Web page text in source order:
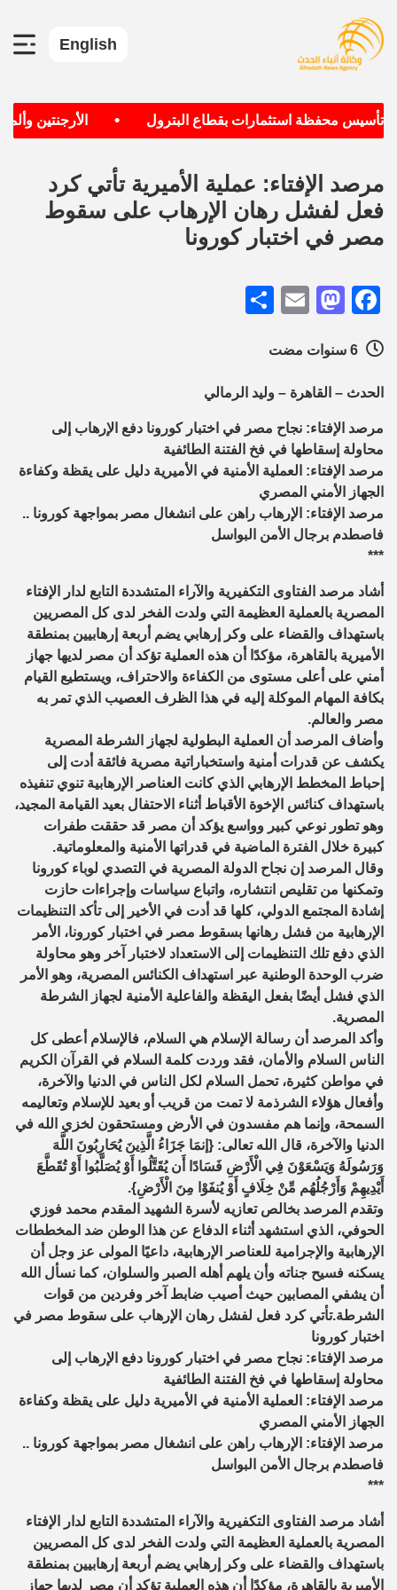
English
تأسيس محفظة استثمارات بقطاع البترول الأرجنتين
مرصد الإفتاء: عملية الأميرية تأتي كرد
فعل لفشل رهان الإرهاب على سقوط
مصر في اختبار كورونا
Facebook
Mastodon
Email
الحدث – القاهرة – وليد الرمالي
مرصد الإفتاء: نجاح مصر في اختبار كورونا دفع الإرهاب إلى
محاولة إسقاطها في فخ الفتنة الطائفية
مرصد الإفتاء: العملية الأمنية في الأميرية دليل على يقظة وكفاءة
الجهاز الأمني المصري
مرصد الإفتاء: الإرهاب راهن على انشغال مصر بمواجهة كورونا ..
فاصطدم برجال الأمن البواسل
***
أشاد مرصد الفتاوى التكفيرية والآراء المتشددة التابع لدار الإفتاء
المصرية بالعملية العظيمة التي ولدت الفخر لدى كل المصريين
باستهداف والقضاء على وكر إرهابي يضم أربعة إرهابيين بمنطقة
الأميرية بالقاهرة، مؤكدًا أن هذه العملية تؤكد أن مصر لديها جهاز
أمني على أعلى مستوى من الكفاءة والاحتراف، ويستطيع القيام
بكافة المهام الموكلة إليه في هذا الظرف العصيب الذي تمر به
مصر والعالم.
وأضاف المرصد أن العملية البطولية لجهاز الشرطة المصرية
يكشف عن قدرات أمنية واستخباراتية مصرية فائقة أدت إلى
إحباط المخطط الإرهابي الذي كانت العناصر الإرهابية تنوي تنفيذه
باستهداف كنائس الإخوة الأقباط أثناء الاحتفال بعيد القيامة المجيد،
وهو تطور نوعي كبير وواسع يؤكد أن مصر قد حققت طفرات
كبيرة خلال الفترة الماضية في قدراتها الأمنية والمعلوماتية.
وقال المرصد إن نجاح الدولة المصرية في التصدي لوباء كورونا
وتمكنها من تقليص انتشاره، واتباع سياسات وإجراءات حازت
إشادة المجتمع الدولي، كلها قد أدت في الأخير إلى تأكد التنظيمات
الإرهابية من فشل رهانها بسقوط مصر في اختبار كورونا، الأمر
الذي دفع تلك التنظيمات إلى الاستعداد لاختبار آخر وهو محاولة
ضرب الوحدة الوطنية عبر استهداف الكنائس المصرية، وهو الأمر
الذي فشل أيضًا بفعل اليقظة والفاعلية الأمنية لجهاز الشرطة
المصرية.
وأكد المرصد أن رسالة الإسلام هي السلام، فالإسلام أعطى كل
الناس السلام والأمان، فقد وردت كلمة السلام في القرآن الكريم
في مواطن كثيرة، تحمل السلام لكل الناس في الدنيا والآخرة،
وأفعال هؤلاء الشرذمة لا تمت من قريب أو بعيد للإسلام وتعاليمه
السمحة، وإنما هم مفسدون في الأرض ومستحقون لخزي الله في
الدنيا والآخرة، قال الله تعالى: {إنمَا جَزَاءُ الَّذِينَ يُحَارِبُونَ اللَّهَ
وَرَسُولَهُ وَيَسْعَوْنَ فِي الْأَرْضِ فَسَادًا أَن يُقَتَّلُوا أَوْ يُصَلَّبُوا أَوْ تُقَطَّعَ
أَيْدِيهِمْ وَأَرْجُلُهُم مِّنْ خِلَافٍ أَوْ يُنفَوْا مِنَ الْأَرْضِ}.
وتقدم المرصد بخالص تعازيه لأسرة الشهيد المقدم محمد فوزي
الحوفي، الذي استشهد أثناء الدفاع عن هذا الوطن ضد المخططات
الإرهابية والإجرامية للعناصر الإرهابية، داعيًا المولى عز وجل أن
يسكنه فسيح جناته وأن يلهم أهله الصبر والسلوان، كما نسأل الله
أن يشفي المصابين حيث أصيب ضابط آخر وفردين من قوات
الشرطة.تأتي كرد فعل لفشل رهان الإرهاب على سقوط مصر في
اختبار كورونا
مرصد الإفتاء: نجاح مصر في اختبار كورونا دفع الإرهاب إلى
محاولة إسقاطها في فخ الفتنة الطائفية
مرصد الإفتاء: العملية الأمنية في الأميرية دليل على يقظة وكفاءة
الجهاز الأمني المصري
مرصد الإفتاء: الإرهاب راهن على انشغال مصر بمواجهة كورونا ..
فاصطدم برجال الأمن البواسل
***
أشاد مرصد الفتاوى التكفيرية والآراء المتشددة التابع لدار الإفتاء
المصرية بالعملية العظيمة التي ولدت الفخر لدى كل المصريين
باستهداف والقضاء على وكر إرهابي يضم أربعة إرهابيين بمنطقة
الأميرية بالقاهرة، مؤكدًا أن هذه العملية تؤكد أن مصر لديها جهاز